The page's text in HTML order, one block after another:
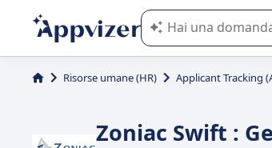
L'IA di Appvizer vi
Risorse umane (HR) Applicant Tracking
Zoniac Swift :